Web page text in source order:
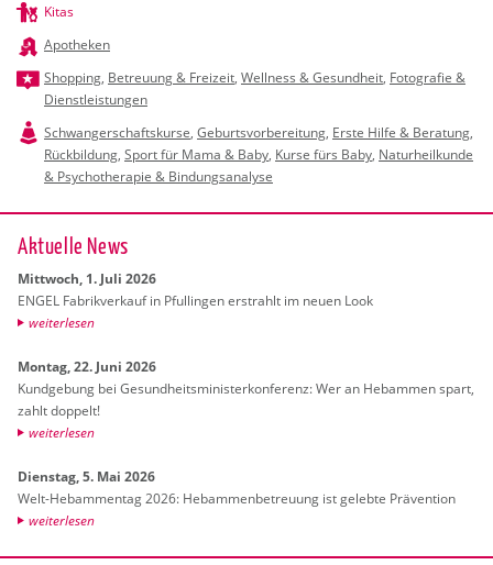
Kitas
Apotheken
Shopping, Betreuung & Freizeit, Wellness & Gesundheit, Fotografie &
Dienstleistungen
Schwangerschaftskurse, Geburtsvorbereitung, Erste Hilfe & Beratung,
Rückbildung, Sport für Mama & Baby, Kurse fürs Baby, Naturheilkunde
& Psychotherapie & Bindungsanalyse
Ak­tu­el­le News
Mitt­woch, 1. Juli 2026
ENGEL Fa­brik­ver­kauf in Pful­lin­gen er­strahlt im neuen Look
wei­ter­le­sen
Mon­tag, 22. Juni 2026
Kund­ge­bung bei Ge­sund­heits­mi­nis­ter­kon­fe­renz: Wer an Heb­am­men spart,
zahlt dop­pelt!
wei­ter­le­sen
Diens­tag, 5. Mai 2026
Welt-Heb­am­men­tag 2026: Heb­am­men­be­treu­ung ist ge­leb­te Prä­ven­ti­on
wei­ter­le­sen